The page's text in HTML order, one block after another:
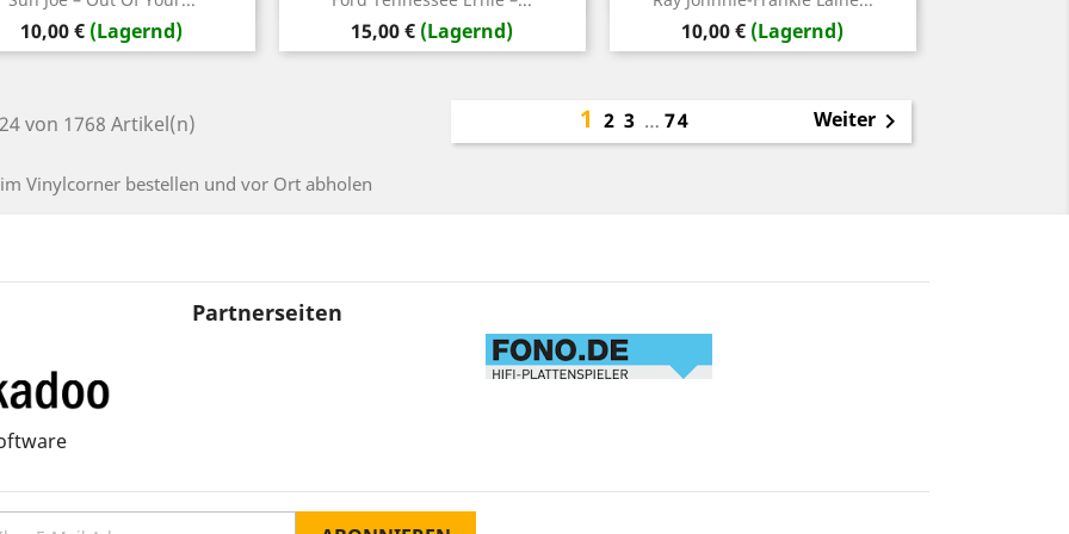
Preis
10,00 € (Lagernd) Preis
15,00 € (Lagernd) Preis
10,00 € (Lagernd)
von 1768 Artikel(n) 123 … 74 Weiter
Vinylcorner bestellen und vor Ort abholen
Partnerseiten